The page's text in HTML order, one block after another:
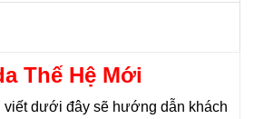
Thế Hệ Mới
viết dưới đây sẽ hướng dẫn khách